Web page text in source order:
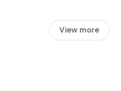
View more